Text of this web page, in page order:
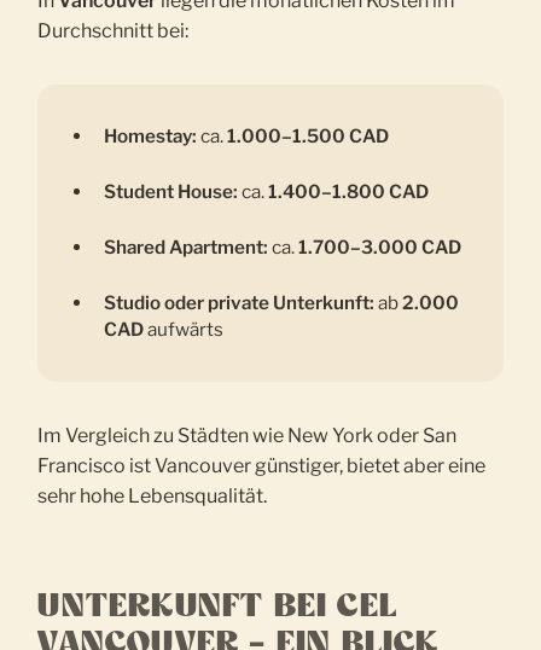
Durchschnitt bei:
Homestay: ca.1.000–1.500 CAD
Student House: ca.1.400–1.800 CAD
Shared Apartment: ca.1.700–3.000 CAD
Studio oder private Unterkunft: ab2.000
CADaufwärts
Im Vergleich zu Städten wie New York oder San
Francisco ist Vancouver günstiger, bietet aber eine
sehr hohe Lebensqualität.
UNTERKUNFT BEI CEL
VANCOUVER – EIN BLICK